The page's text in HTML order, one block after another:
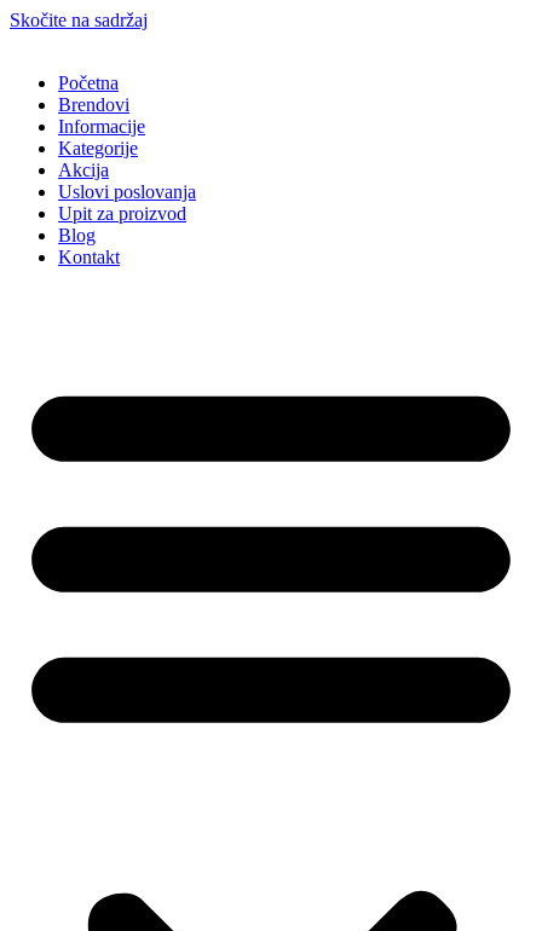
Skočite na sadržaj
Početna
Brendovi
Informacije
Kategorije
Akcija
Uslovi poslovanja
Upit za proizvod
Blog
Kontakt